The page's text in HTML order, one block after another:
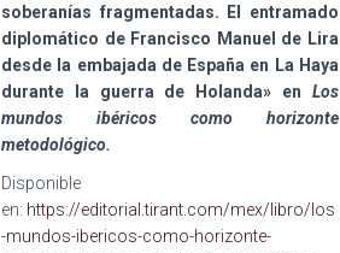
soberanías fragmentadas. El entramado
diplomático de Francisco Manuel de Lira
desde la embajada de España en La Haya
durante la guerra de Holanda» en Los
mundos ibéricos como horizonte
metodológico.
Disponible
en: https://editorial.tirant.com/mex/libro/los
-mundos-ibericos-como-horizonte-